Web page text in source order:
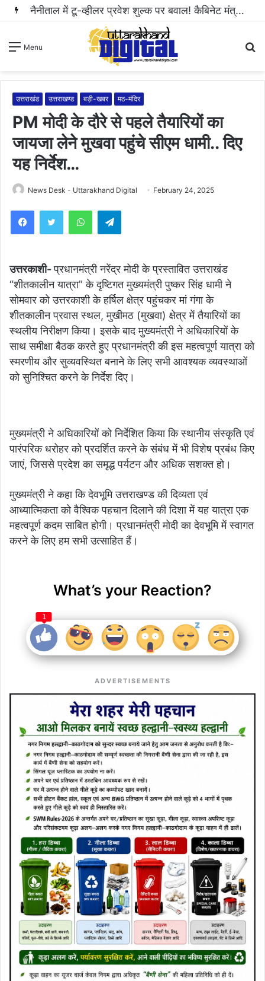
नैनीताल में टू-व्हीलर प्रवेश शुल्क पर बवाल! कैबिनेट मंत्री राम सिंह कैड़ा ने रुकवाई वसूली..
Menu
उत्तराखंड उत्तराखण्ड बड़ी-खबर मठ-मंदिर
PM मोदी के दौरे से पहले तैयारियों का
जायजा लेने मुखवा पहुंचे सीएम धामी.. दिए
यह निर्देश…
News Desk - Uttarakhand Digital February 24, 2025
WhatsAppTelegram
उत्तरकाशी-प्रधानमंत्री नरेंद्र मोदी के प्रस्तावित उत्तराखंड
“शीतकालीन यात्रा” के दृष्टिगत मुख्यमंत्री पुष्कर सिंह धामी ने
सोमवार को उत्तरकाशी के हर्षिल क्षेत्र पहुंचकर मां गंगा के
शीतकालीन प्रवास स्थल, मुखीमठ (मुखवा) क्षेत्र में तैयारियों का
स्थलीय निरीक्षण किया। इसके बाद मुख्यमंत्री ने अधिकारियों के
साथ समीक्षा बैठक करते हुए प्रधानमंत्री की इस महत्वपूर्ण यात्रा को
स्मरणीय और सुव्यवस्थित बनाने के लिए सभी आवश्यक व्यवस्थाओं
को सुनिश्चित करने के निर्देश दिए।
मुख्यमंत्री ने अधिकारियों को निर्देशित किया कि स्थानीय संस्कृति एवं
पारंपरिक धरोहर को प्रदर्शित करने के संबंध में भी विशेष प्रबंध किए
जाएं, जिससे प्रदेश का समृद्ध पर्यटन और अधिक सशक्त हो।
मुख्यमंत्री ने कहा कि देवभूमि उत्तराखण्ड की दिव्यता एवं
आध्यात्मिकता को वैश्विक पहचान दिलाने की दिशा में यह यात्रा एक
महत्वपूर्ण कदम साबित होगी। प्रधानमंत्री मोदी का देवभूमि में स्वागत
करने के लिए हम सभी उत्साहित हैं।
What’s your Reaction?
1
ADVERTISEMENTS